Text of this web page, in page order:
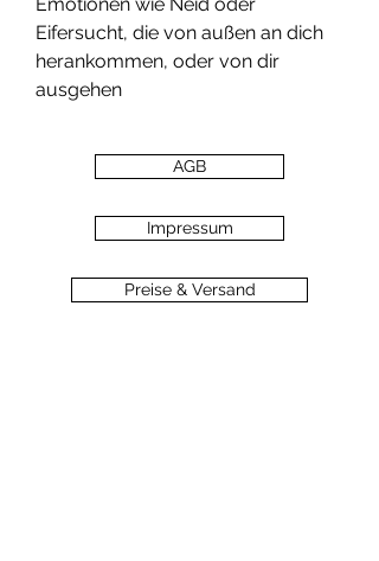
Eifersucht, die von außen an dich
herankommen, oder von dir
ausgehen
AGB
Impressum
Preise & Versand